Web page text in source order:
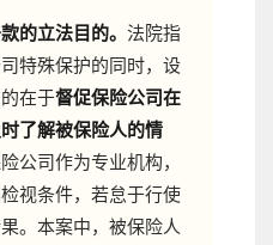
的立法目的。 法院指
特殊保护的同时，设
在于督促保险公司在
了解被保险人的情
公司作为专业机构，
视条件，若怠于行使
。本案中，被保险人